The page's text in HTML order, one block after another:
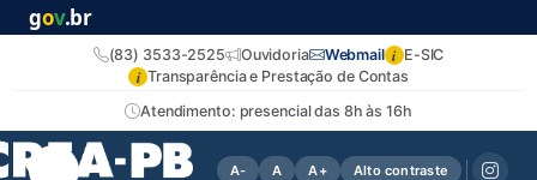
gov.br
Atendimento: presencial das 8h às 16h
(83) 3533-2525 Ouvidoria Webmail i E-SIC
i Transparência e Prestação de Contas
A- A A+ Alto contraste